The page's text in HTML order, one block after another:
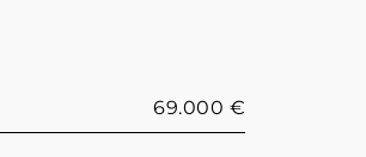
69.000 €